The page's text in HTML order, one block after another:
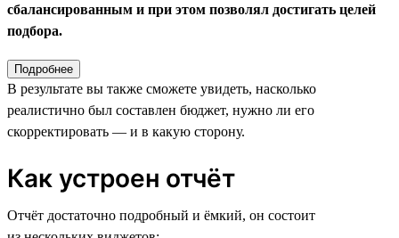
сбалансированным и при этом позволял достигать целей
подбора.
Подробнее
В результате вы также сможете увидеть, насколько
реалистично был составлен бюджет, нужно ли его
скорректировать — и в какую сторону.
Как устроен отчёт
Отчёт достаточно подробный и ёмкий, он состоит